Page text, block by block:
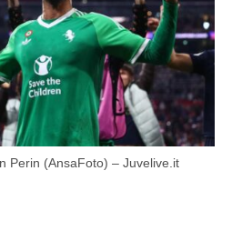
Perin (AnsaFoto) – Juvelive.it